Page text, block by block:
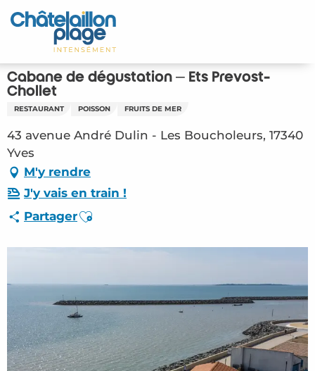
Aller
au
principal
Accueil
Découvrir
A vivre
Rendez-vous
Cabane de dégustation – Ets Prevost-
Chollet
RESTAURANT POISSON FRUITS DE MER
43 avenue André Dulin - Les Boucholeurs, 17340
Yves
M'y rendre
J'y vais en train !
PartagerAjouter aux favoris